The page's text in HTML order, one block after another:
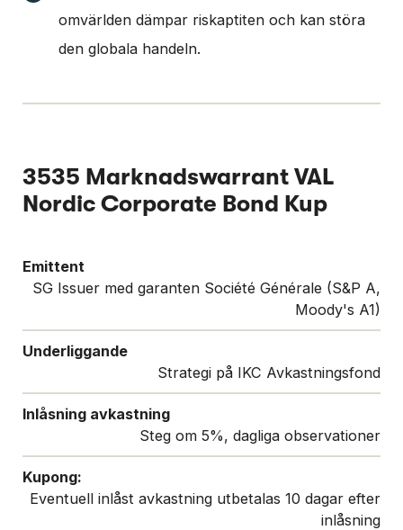
omvärlden dämpar riskaptiten och kan störa
den globala handeln.
3535 Marknadswarrant VAL
Nordic Corporate Bond Kup
Emittent
SG Issuer med garanten Société Générale (S&P A,
Moody's A1)
Underliggande
Strategi på IKC Avkastningsfond
Inlåsning avkastning
Steg om 5%, dagliga observationer
Kupong:
Eventuell inlåst avkastning utbetalas 10 dagar efter
inlåsning